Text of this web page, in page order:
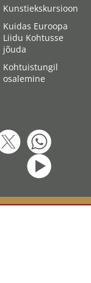
Kunstiekskursioon
Kuidas Euroopa
Liidu Kohtusse
jõuda
Kohtuistungil
osalemine